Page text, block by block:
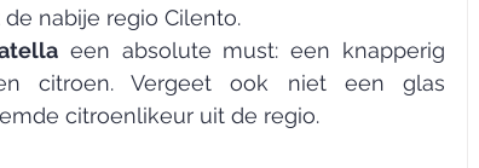
nabije regio Cilento.
een absolute must: een knapperig
citroenlikeur uit de regio.